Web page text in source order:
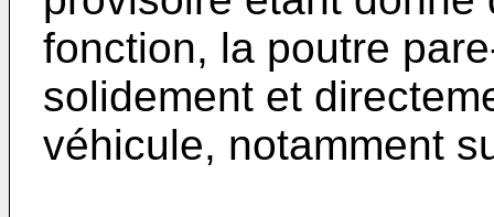
fonction, la poutre
solidement et
véhicule, notamment